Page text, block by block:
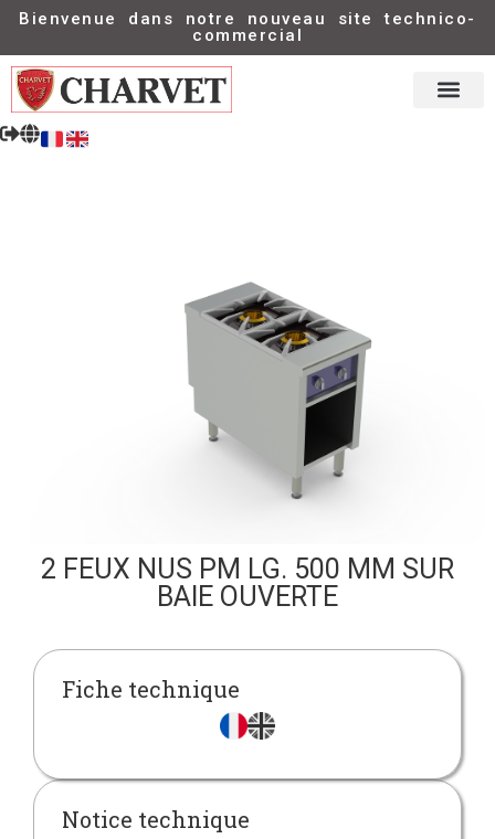
Bienvenue dans notre nouveau site technico-
commercial
2 FEUX NUS PM LG. 500 MM SUR
BAIE OUVERTE
Fiche technique
Notice technique